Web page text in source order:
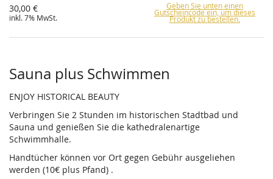
30,00 €
inkl. 7% MwSt.
Geben Sie unten einen
Gutscheincode ein, um dieses
Produkt zu bestellen.
Sauna plus Schwimmen
ENJOY HISTORICAL BEAUTY
Verbringen Sie 2 Stunden im historischen Stadtbad und
Sauna und genießen Sie die kathedralenartige
Schwimmhalle.
Handtücher können vor Ort gegen Gebühr ausgeliehen
werden (10€ plus Pfand) .